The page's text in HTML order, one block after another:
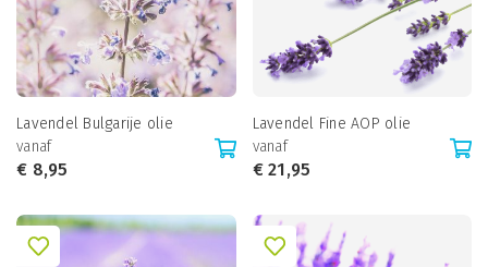
Lavendel Bulgarije olie
vanaf
€ 8,95
Lavendel Fine AOP olie
vanaf
€21,95